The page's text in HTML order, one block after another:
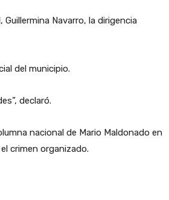
Navarro, la dirigencia
del municipio.
declaró.
nacional de Mario Maldonado en
crimen organizado.